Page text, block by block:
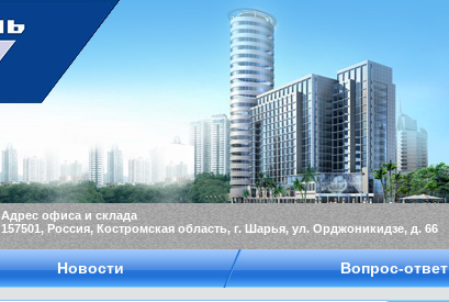
Адрес офиса и склада
157501, Россия, Костромская область, г. Шарья, ул. Орджоникидзе, д. 66
Новости Вопрос-ответ